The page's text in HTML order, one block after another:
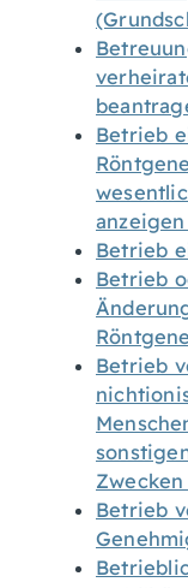
Betrieb
Betrieb
Betrieb
Betrieb
Betrieb